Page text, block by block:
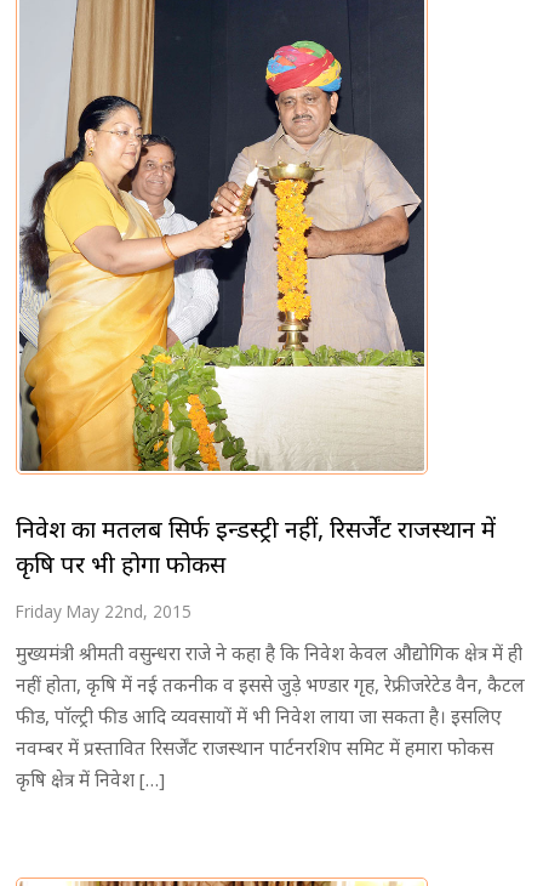
निवेश का मतलब सिर्फ इन्डस्ट्री नहीं, रिसर्जेंट राजस्थान में
कृषि पर भी होगा फोकस
Friday May 22nd, 2015
मुख्यमंत्री श्रीमती वसुन्धरा राजे ने कहा है कि निवेश केवल औद्योगिक क्षेत्र में ही
नहीं होता, कृषि में नई तकनीक व इससे जुड़े भण्डार गृह, रेफ्रीजरेटेड वैन, कैटल
फीड, पाॅल्ट्री फीड आदि व्यवसायों में भी निवेश लाया जा सकता है। इसलिए
नवम्बर में प्रस्तावित रिसर्जेंट राजस्थान पार्टनरशिप समिट में हमारा फोकस
कृषि क्षेत्र में निवेश […]